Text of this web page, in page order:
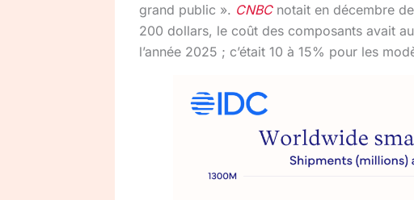
grand public ». CNBC notait en décembre
200 dollars, le coût des composants avait
l’année 2025 ; c’était 10 à 15% pour les